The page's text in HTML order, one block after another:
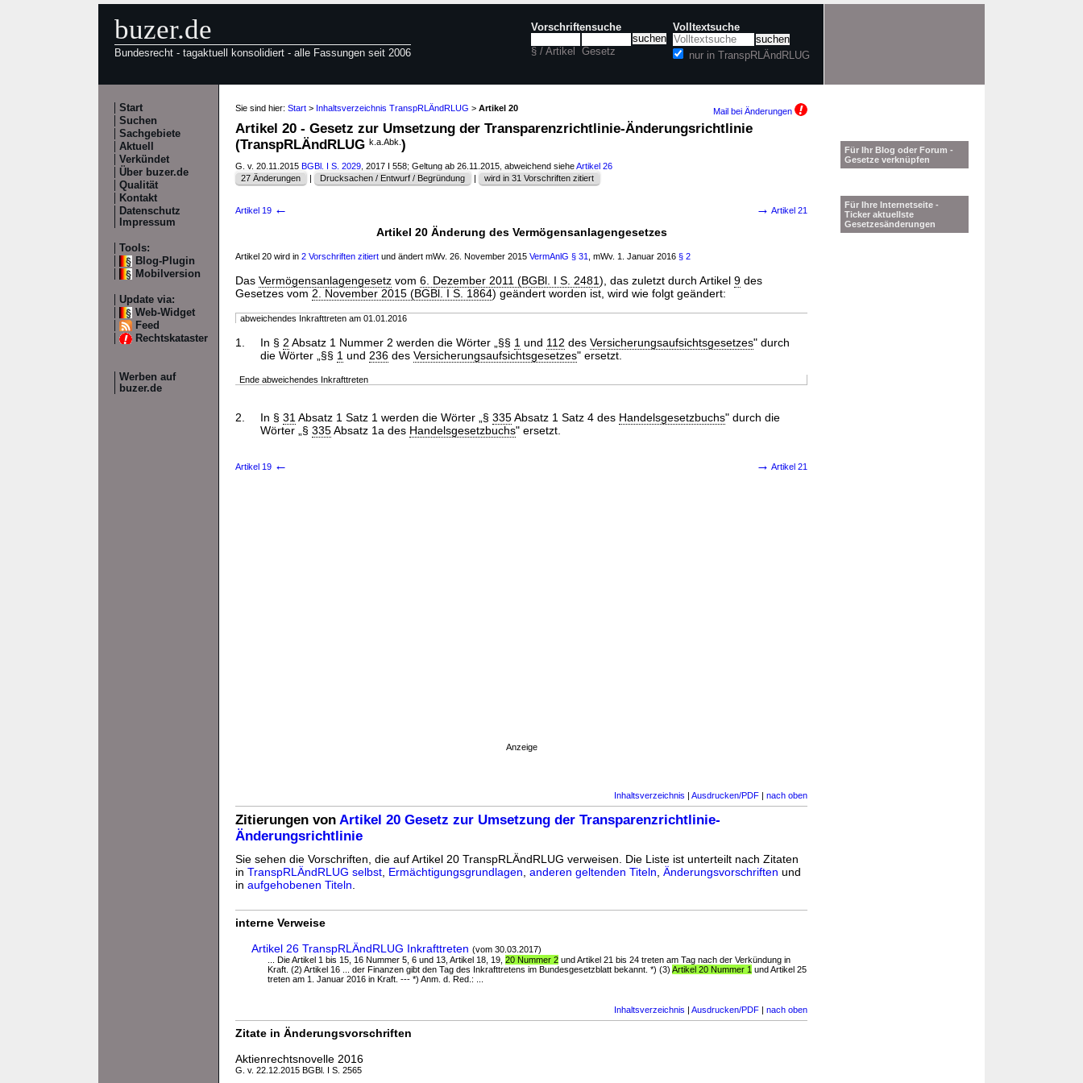
buzer.de
Bundesrecht - tagaktuell konsolidiert - alle Fassungen seit 2006
Vorschriftensuche
§ / Artikel Gesetz
Volltextsuche
nur in TranspRLÄndRLUG
Start
Suchen
Sachgebiete
Aktuell
Verkündet
Über buzer.de
Qualität
Kontakt
Datenschutz
Impressum
Tools:
Blog-Plugin
Mobilversion
Update via:
Web-Widget
Feed
Rechtskataster
Werben auf
buzer.de
Sie sind hier: Start > Inhaltsverzeichnis TranspRLÄndRLUG > Artikel 20 Mail bei Änderungen
Artikel 20 - Gesetz zur Umsetzung der Transparenzrichtlinie-Änderungsrichtlinie
(TranspRLÄndRLUG k.a.Abk. )
G. v. 20.11.2015 BGBl. I S. 2029 , 2017 I 558; Geltung ab 26.11.2015, abweichend sieheArtikel 26
27 Änderungen
| Drucksachen / Entwurf / Begründung | wird in 31 Vorschriften zitiert
Artikel 19 ← → Artikel 21
Artikel 20 Änderung des Vermögensanlagengesetzes
Artikel 20 wird in 2 Vorschriften zitiert und ändert mWv. 26. November 2015 VermAnlG § 31 , mWv. 1. Januar 2016 § 2
Das Vermögensanlagengesetz vom 6. Dezember 2011 (BGBl. I S. 2481), das zuletzt durch Artikel 9 des
Gesetzes vom 2. November 2015 (BGBl. I S. 1864) geändert worden ist, wird wie folgt geändert:
abweichendes Inkrafttreten am 01.01.2016
1. In § 2 Absatz 1 Nummer 2 werden die Wörter „§§ 1 und 112 des Versicherungsaufsichtsgesetzes" durch
die Wörter „§§ 1 und 236des Versicherungsaufsichtsgesetzes" ersetzt.
Ende abweichendes Inkrafttreten
2. In § 31 Absatz 1 Satz 1 werden die Wörter „§ 335Absatz 1 Satz 4 des Handelsgesetzbuchs" durch die
Wörter „§ 335Absatz 1a des Handelsgesetzbuchs" ersetzt.
Artikel 19 ← → Artikel 21
Anzeige
Inhaltsverzeichnis | Ausdrucken/PDF | nach oben
Zitierungen von Artikel 20 Gesetz zur Umsetzung der Transparenzrichtlinie-
Änderungsrichtlinie
Sie sehen die Vorschriften, die auf Artikel 20 TranspRLÄndRLUG verweisen. Die Liste ist unterteilt nach Zitaten
in TranspRLÄndRLUG selbst Ermächtigungsgrundlagen anderen geltenden Titeln Änderungsvorschriften und
in aufgehobenen Titeln
interne Verweise
Artikel 26 TranspRLÄndRLUG Inkrafttreten (vom 30.03.2017)
... Die Artikel 1 bis 15, 16 Nummer 5, 6 und 13, Artikel 18, 19, 20 Nummer 2 und Artikel 21 bis 24 treten am Tag nach der Verkündung in
Kraft. (2) Artikel 16 ... der Finanzen gibt den Tag des Inkrafttretens im Bundesgesetzblatt bekannt. *) (3) Artikel 20 Nummer 1 und Artikel 25
treten am 1. Januar 2016 in Kraft. --- *) Anm. d. Red.: ...
Inhaltsverzeichnis | Ausdrucken/PDF | nach oben
Zitate in Änderungsvorschriften
Aktienrechtsnovelle 2016
G. v. 22.12.2015 BGBl. I S. 2565
Für Ihr Blog oder Forum -
Gesetze verknüpfen
Für Ihre Internetseite -
Ticker aktuellste
Gesetzesänderungen